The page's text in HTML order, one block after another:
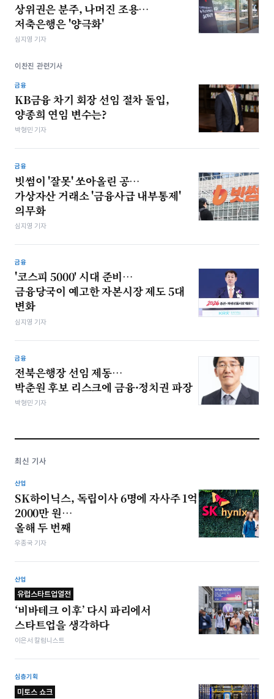
상위권은 분주, 나머진 조용…
저축은행은 '양극화'
심지영 기자
이찬진 관련기사
금융
KB금융 차기 회장 선임 절차 돌입,
양종희 연임 변수는?
박형민 기자
금융
빗썸이 '잘못' 쏘아올린 공…
가상자산 거래소 '금융사급 내부통제'
의무화
심지영 기자
금융
'코스피 5000' 시대 준비…
금융당국이 예고한 자본시장 제도 5대
변화
심지영 기자
금융
전북은행장 선임 제동…
박춘원 후보 리스크에 금융·정치권 파장
박형민 기자
최신 기사
산업
SK하이닉스, 독립이사 6명에 자사주 1억
2000만 원…
올해 두 번째
우종국 기자
산업
유럽스타트업열전
‘비바테크 이후’ 다시 파리에서
스타트업을 생각하다
이은서 칼럼니스트
심층기획
미토스 쇼크